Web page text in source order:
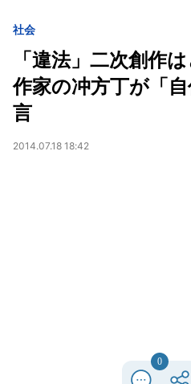
社会
「違法」二次創作
作家の冲方丁が「
言
2014.07.18 18:42
0